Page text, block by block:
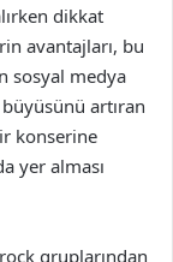
dikkat
avantajları, bu
sosyal medya
artıran
konserine
yer alması
gruplarından